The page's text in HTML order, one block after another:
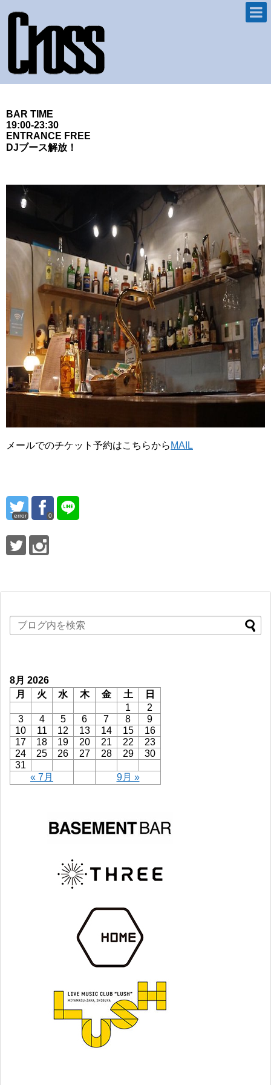
BAR TIME
19:00-23:30
ENTRANCE FREE
DJブース解放！
メールでのチケット予約はこちらから MAIL
error 0
8月 2026
月
火 水 木 金 土
日
1
2
3
4 5 6 7 8
9
10
11 12 13 14 15
16
17
18 19 20 21 22
23
24
25 26 27 28 29
30
31
« 7月
9月 »